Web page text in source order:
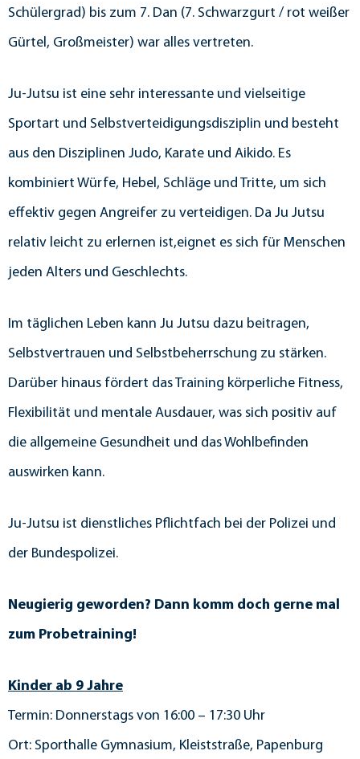
Schülergrad) bis zum 7. Dan (7. Schwarzgurt / rot weißer
Gürtel, Großmeister) war alles vertreten.
Ju-Jutsu ist eine sehr interessante und vielseitige
Sportart und Selbstverteidigungsdisziplin und besteht
aus den Disziplinen Judo, Karate und Aikido. Es
kombiniert Würfe, Hebel, Schläge und Tritte, um sich
effektiv gegen Angreifer zu verteidigen. Da Ju Jutsu
relativ leicht zu erlernen ist,eignet es sich für Menschen
jeden Alters und Geschlechts.
Im täglichen Leben kann Ju Jutsu dazu beitragen,
Selbstvertrauen und Selbstbeherrschung zu stärken.
Darüber hinaus fördert das Training körperliche Fitness,
Flexibilität und mentale Ausdauer, was sich positiv auf
die allgemeine Gesundheit und das Wohlbefinden
auswirken kann.
Ju-Jutsu ist dienstliches Pflichtfach bei der Polizei und
der Bundespolizei.
Neugierig geworden? Dann komm doch gerne mal
zum Probetraining!
Kinder ab 9 Jahre
Termin: Donnerstags von 16:00 – 17:30 Uhr
Ort: Sporthalle Gymnasium, Kleiststraße, Papenburg